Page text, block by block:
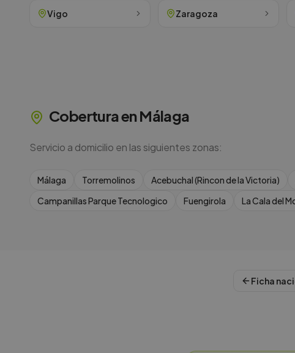
Vigo Zaragoza
Cobertura enMálaga
Servicio a domicilio en las siguientes zonas:
Málaga Torremolinos Acebuchal (Rincon de la Victoria)
Campanillas Parque Tecnologico
Fuengirola La Cala del
Ficha